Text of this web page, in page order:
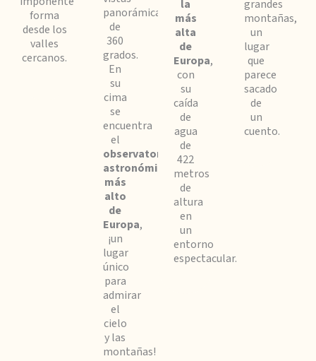
forma
desde los
valles
cercanos.
panorámicas
de
360
grados.
En
su
cima
se
encuentra
el
observatorio
astronómico
más
alto
de
Europa,
¡un
lugar
único
para
admirar
el
cielo
y las
montañas!
la
más
alta
de
Europa,
con
su
caída
de
agua
de
422
metros
de
altura
en
un
entorno
espectacular.
grandes
montañas,
un
lugar
que
parece
sacado
de
un
cuento.